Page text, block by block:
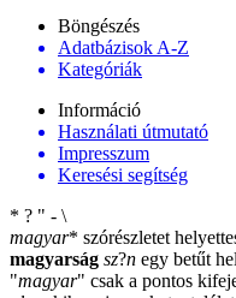
Böngészés
Adatbázisok A-Z
Kategóriák
Információ
Használati útmutató
Impresszum
Keresési segítség
* ? " - \
magyar* szórészletet
magyarság sz?n egy betűt
"magyar" csak a pontos